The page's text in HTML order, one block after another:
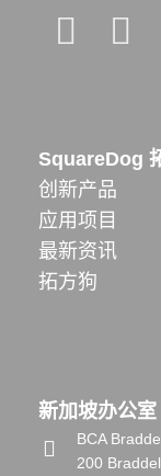
SquareDog
创新产品
应用项目
最新资讯
拓方狗
新加坡办公室
BCA
200